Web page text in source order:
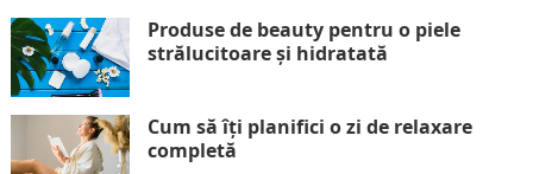
Produse de beauty pentru o piele
strălucitoare și hidratată
Cum să îți planifici o zi de relaxare
completă